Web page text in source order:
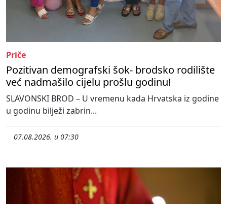
Priče
Pozitivan demografski šok- brodsko rodilište
već nadmašilo cijelu prošlu godinu!
SLAVONSKI BROD – U vremenu kada Hrvatska iz godine
u godinu bilježi zabrin...
07.08.2026. u 07:30